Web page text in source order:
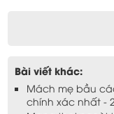
Bài viết khác:
Mách mẹ bầu
chính xác nhất -